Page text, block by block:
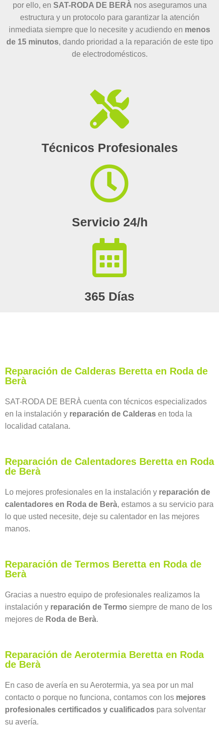
por ello, en SAT-RODA DE BERÀ nos aseguramos una
estructura y un protocolo para garantizar la atención
inmediata siempre que lo necesite y acudiendo en menos
de 15 minutos, dando prioridad a la reparación de este tipo
de electrodomésticos.
Técnicos Profesionales
Servicio 24/h
365 Días
Reparación de Calderas Beretta en Roda de
Berà
SAT-RODA DE BERÀ cuenta con técnicos especializados
en la instalación y reparación de Calderas en toda la
localidad catalana.
Reparación de Calentadores Beretta en Roda
de Berà
Lo mejores profesionales en la instalación y reparación de
calentadores en Roda de Berà, estamos a su servicio para
lo que usted necesite, deje su calentador en las mejores
manos.
Reparación de Termos Beretta en Roda de
Berà
Gracias a nuestro equipo de profesionales realizamos la
instalación y reparación de Termo siempre de mano de los
mejores de Roda de Berà.
Reparación de Aerotermia Beretta en Roda
de Berà
En caso de avería en su Aerotermia, ya sea por un mal
contacto o porque no funciona, contamos con los mejores
profesionales certificados y cualificados para solventar
su avería.